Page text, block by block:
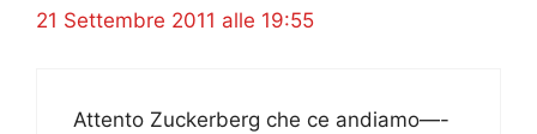
21 Settembre 2011 alle 19:55
Attento Zuckerberg che ce andiamo—-